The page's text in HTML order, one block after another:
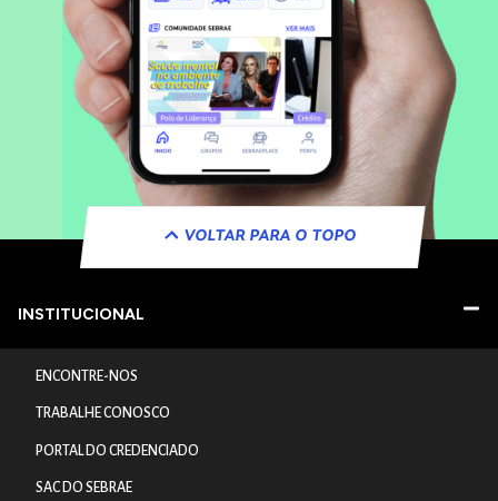
VOLTAR PARA O TOPO
INSTITUCIONAL
ENCONTRE-NOS
TRABALHE CONOSCO
PORTAL DO CREDENCIADO
SAC DO SEBRAE